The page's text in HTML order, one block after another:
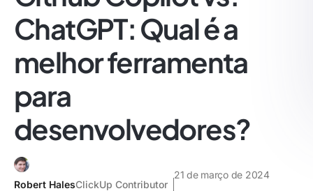
ChatGPT: Qual é a
melhor ferramenta
para
desenvolvedores?
Robert HalesClickUp Contributor
21 de março de 2024